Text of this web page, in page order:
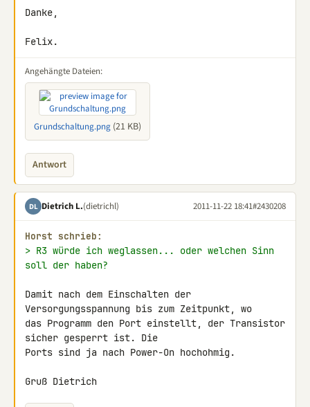
Danke,
Felix.
Angehängte Dateien:
Grundschaltung.png (21 KB)
Antwort
DL Dietrich L.(dietrichl) 2011-11-22 18:41#2430208
Horst schrieb:
> R3 würde ich weglassen... oder welchen Sinn
soll der haben?
Damit nach dem Einschalten der
Versorgungsspannung bis zum Zeitpunkt, wo
das Programm den Port einstellt, der Transistor
sicher gesperrt ist. Die
Ports sind ja nach Power-On hochohmig.
Gruß Dietrich